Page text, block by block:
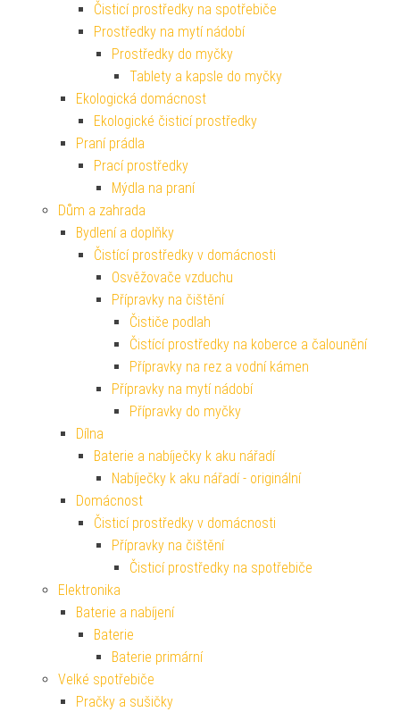
Čisticí prostředky na spotřebiče
Prostředky na mytí nádobí
Prostředky do myčky
Tablety a kapsle do myčky
Ekologická domácnost
Ekologické čisticí prostředky
Praní prádla
Prací prostředky
Mýdla na praní
Dům a zahrada
Bydlení a doplňky
Čistící prostředky v domácnosti
Osvěžovače vzduchu
Přípravky na čištění
Čističe podlah
Čistící prostředky na koberce a čalounění
Přípravky na rez a vodní kámen
Přípravky na mytí nádobí
Přípravky do myčky
Dílna
Baterie a nabíječky k aku nářadí
Nabíječky k aku nářadí - originální
Domácnost
Čisticí prostředky v domácnosti
Přípravky na čištění
Čisticí prostředky na spotřebiče
Elektronika
Baterie a nabíjení
Baterie
Baterie primární
Velké spotřebiče
Pračky a sušičky